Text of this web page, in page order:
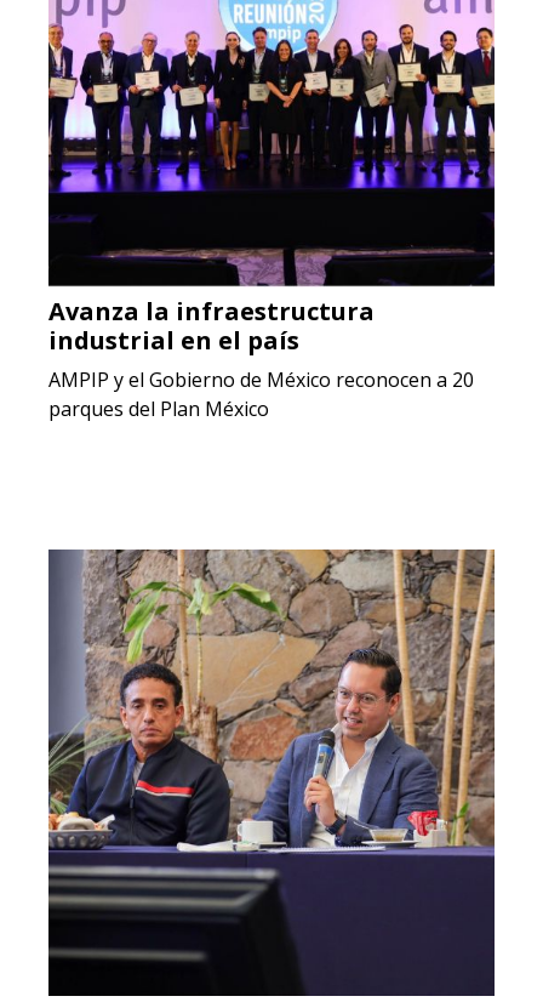
Avanza la infraestructura
industrial en el país
AMPIP y el Gobierno de México reconocen a 20
parques del Plan México